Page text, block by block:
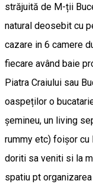
străjuită de M-ții
natural deosebit cu
cazare in 6 camere
fiecare având baie
Piatra Craiului sau
oaspeților o
șemineu, un living
rummy etc) foișor cu
doriti sa veniti si la
spatiu pt